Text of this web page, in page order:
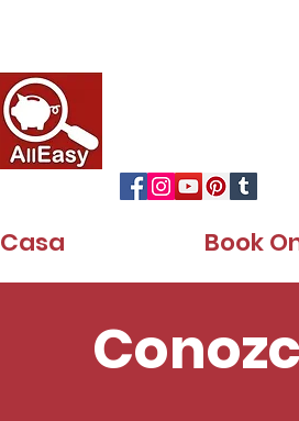
Casa Book